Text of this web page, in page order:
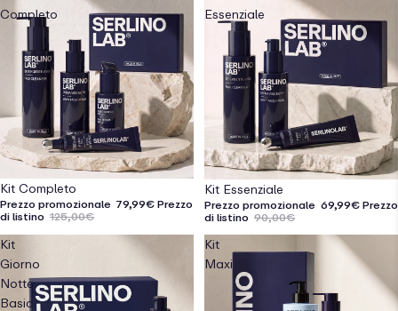
Completo
In offerta
Kit Completo
Prezzo promozionale 79,99€ Prezzo
di listino 125,00€
Essenziale
In offerta
Kit Essenziale
Prezzo promozionale 69,99€ Prezzo
di listino 90,00€
Kit
Giorno
Notte
Basic
Kit
Maxi